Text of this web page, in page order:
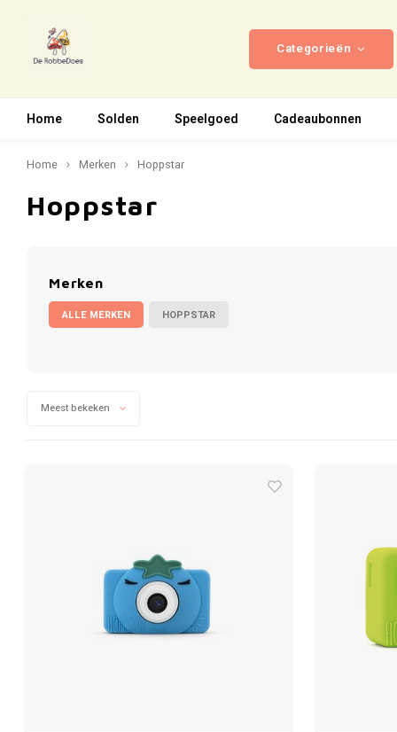
Categorieën
Home Solden Speelgoed Cadeaubonnen
Home Merken Hoppstar
Hoppstar
Merken
ALLE MERKEN HOPPSTAR
Meest bekeken